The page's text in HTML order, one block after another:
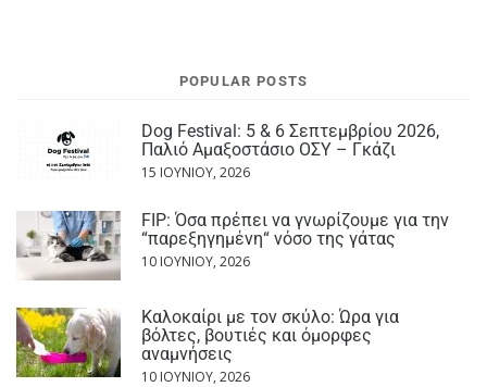
POPULAR POSTS
Dog Festival: 5 & 6 Σεπτεμβρίου 2026,
Παλιό Αμαξοστάσιο ΟΣΥ – Γκάζι
15 ΙΟΥΝΊΟΥ, 2026
FIP: Όσα πρέπει να γνωρίζουμε για την
“παρεξηγημένη“ νόσο της γάτας
10 ΙΟΥΝΊΟΥ, 2026
Καλοκαίρι με τον σκύλο: Ώρα για
βόλτες, βουτιές και όμορφες
αναμνήσεις
10 ΙΟΥΝΊΟΥ, 2026